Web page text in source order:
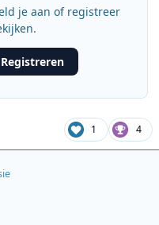
je aan of registreer
Registreren
1 4